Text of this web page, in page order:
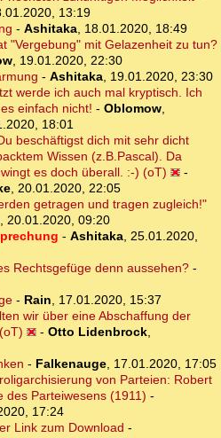
13:19
- Ashitaka, 18.01.2020, 18:49
"Vergebung" mit Gelazenheit zu tun?
, 19.01.2020, 22:30
- Ashitaka, 19.01.2020, 23:30
werde ich auch mal kryptisch. Ich
einfach nicht! - Oblomow,
18:01
beschäftigst dich mit sehr dicht
Wissen (z.B.Pascal). Da
es doch überall. :-) (oT)
-
, 20.01.2020, 22:05
getragen und tragen zugleich!"
, 20.01.2020, 09:20
- Ashitaka, 25.01.2020,
Rechtsgefüge denn aussehen?-
- Rain, 17.01.2020, 15:37
wir über eine Abschaffung der
- Otto Lidenbrock,
- Falkenauge, 17.01.2020, 17:05
von Parteien: Robert
des Parteiwesens (1911) -
17:24
Link zum Download -